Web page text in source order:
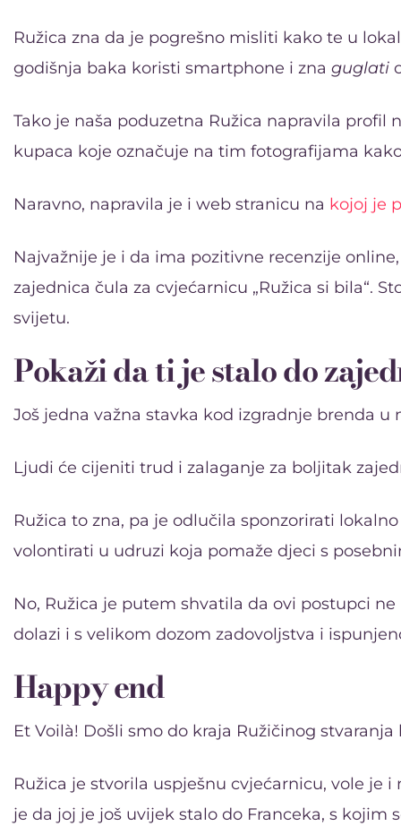
Ružica zna da je pogrešno misliti kako te u
godišnja baka koristi smartphone i zna guglati
Tako je naša poduzetna Ružica napravila
kupaca koje označuje na tim fotografijama
Naravno, napravila je i web stranicu na kojoj je
Najvažnije je i da ima pozitivne recenzije
zajednica čula za cvjećarnicu „Ružica si bila“.
svijetu.
Pokaži da ti je stalo do
Još jedna važna stavka kod izgradnje brenda u
Ljudi će cijeniti trud i zalaganje za boljitak
Ružica to zna, pa je odlučila sponzorirati
volontirati u udruzi koja pomaže djeci s
No, Ružica je putem shvatila da ovi postupci
dolazi i s velikom dozom zadovoljstva i
Happy end
Et Voilà! Došli smo do kraja Ružičinog
Ružica je stvorila uspješnu cvjećarnicu, vole je
je da joj je još uvijek stalo do Franceka, s